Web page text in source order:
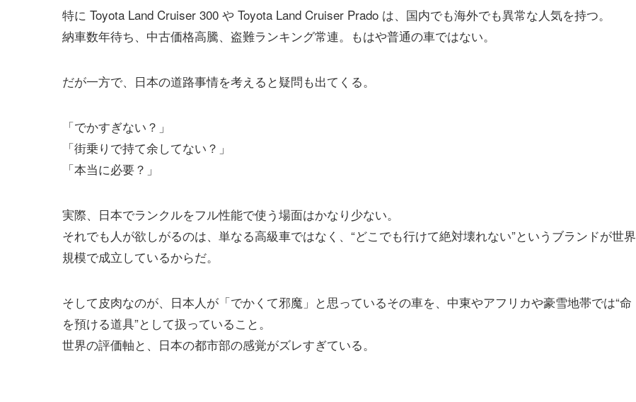
特に Toyota Land Cruiser 300 や Toyota Land Cruiser Prado は、国内でも海外でも異常な人気を持つ。
納車数年待ち、中古価格高騰、盗難ランキング常連。もはや普通の車ではない。
だが一方で、日本の道路事情を考えると疑問も出てくる。
「でかすぎない？」
「街乗りで持て余してない？」
「本当に必要？」
実際、日本でランクルをフル性能で使う場面はかなり少ない。
それでも人が欲しがるのは、単なる高級車ではなく、“どこでも行けて絶対壊れない”というブランドが世界
規模で成立しているからだ。
そして皮肉なのが、日本人が「でかくて邪魔」と思っているその車を、中東やアフリカや豪雪地帯では“命
を預ける道具”として扱っていること。
世界の評価軸と、日本の都市部の感覚がズレすぎている。